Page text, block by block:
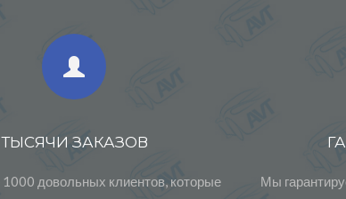
ТЫСЯЧИ ЗАКАЗОВ
довольных клиентов, которые
Мы